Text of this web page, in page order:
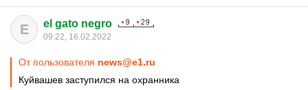
E el gato negro
09:22, 16.02.2022
От пользователя news@e1.ru
Куйвашев заступился на охранника